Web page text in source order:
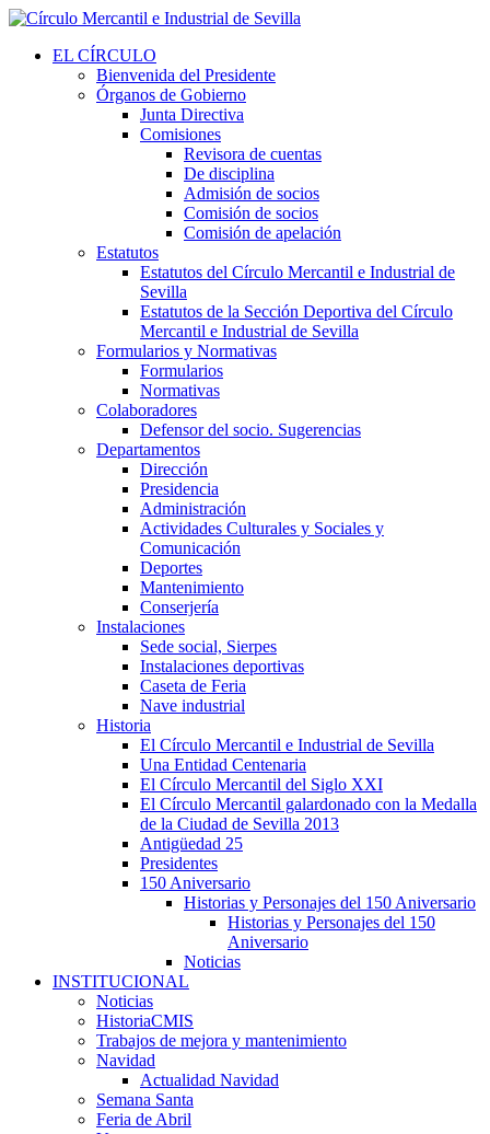
EL CÍRCULO
Bienvenida del Presidente
Órganos de Gobierno
Junta Directiva
Comisiones
Revisora de cuentas
De disciplina
Admisión de socios
Comisión de socios
Comisión de apelación
Estatutos
Estatutos del Círculo Mercantil e Industrial de
Sevilla
Estatutos de la Sección Deportiva del Círculo
Mercantil e Industrial de Sevilla
Formularios y Normativas
Formularios
Normativas
Colaboradores
Defensor del socio. Sugerencias
Departamentos
Dirección
Presidencia
Administración
Actividades Culturales y Sociales y
Comunicación
Deportes
Mantenimiento
Conserjería
Instalaciones
Sede social, Sierpes
Instalaciones deportivas
Caseta de Feria
Nave industrial
Historia
El Círculo Mercantil e Industrial de Sevilla
Una Entidad Centenaria
El Círculo Mercantil del Siglo XXI
El Círculo Mercantil galardonado con la Medalla
de la Ciudad de Sevilla 2013
Antigüedad 25
Presidentes
150 Aniversario
Historias y Personajes del 150 Aniversario
Historias y Personajes del 150
Aniversario
Noticias
INSTITUCIONAL
Noticias
HistoriaCMIS
Trabajos de mejora y mantenimiento
Navidad
Actualidad Navidad
Semana Santa
Feria de Abril